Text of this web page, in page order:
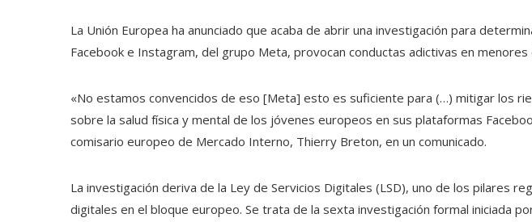
La Unión Europea ha anunciado que acaba de abrir una investigación para
Facebook e Instagram, del grupo Meta, provocan conductas adictivas en menores
«No estamos convencidos de eso [Meta] esto es suficiente para (…) mitigar los
sobre la salud física y mental de los jóvenes europeos en sus plataformas
comisario europeo de Mercado Interno, Thierry Breton, en un comunicado.
La investigación deriva de la Ley de Servicios Digitales (LSD), uno de los pilares
digitales en el bloque europeo. Se trata de la sexta investigación formal iniciada